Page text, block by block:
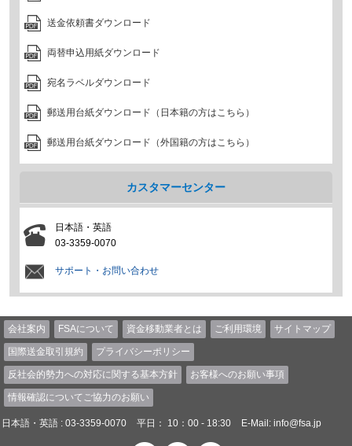
送金依頼書ダウンロード
両替申込用紙ダウンロード
宛名ラベルダウンロード
郵送用台紙ダウンロード（日本籍の方はこちら）
郵送用台紙ダウンロード（外国籍の方はこちら）
カスタマーセンター
日本語・英語
03-3359-0070
サポート・お問い合わせ
会社案内 FSAについて 資金移動業者とは ご利用環境 サイトマップ
国際送金取引規約 プライバシーポリシー
反社会的勢力への対応に関する基本方針 お客様へのお願い事項
情報確認についてご協力のお願い
日本語・英語 : 03-3359-0070 平日： 10：00 - 18:30 E-Mail: info@fsa.jp